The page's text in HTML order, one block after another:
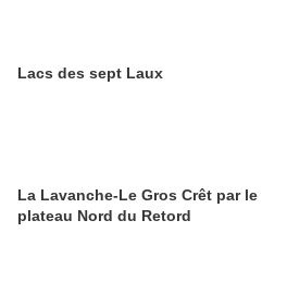
Lacs des sept Laux
La Lavanche-Le Gros Crêt par le
plateau Nord du Retord